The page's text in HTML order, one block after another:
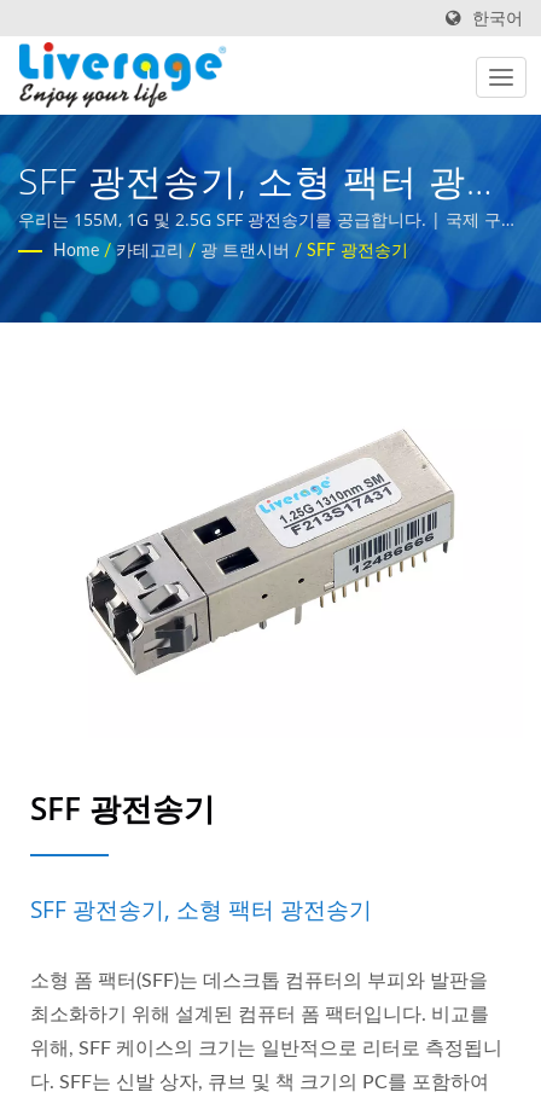
한국어
SFF 광전송기, 소형 팩터 광전
송기 | 5G 네트워크를 위한 고
성능 광섬유 트랜시버
우리는 155M, 1G 및 2.5G SFF 광전송기를 공급합니다. | 국제 구매
자를 위한 광섬유 측정 장비
Home / 카테고리 / 광 트랜시버 / SFF 광전송기
SFF 광전송기
SFF 광전송기, 소형 팩터 광전송기
소형 폼 팩터(SFF)는 데스크톱 컴퓨터의 부피와 발판을
최소화하기 위해 설계된 컴퓨터 폼 팩터입니다. 비교를
위해, SFF 케이스의 크기는 일반적으로 리터로 측정됩니
다. SFF는 신발 상자, 큐브 및 책 크기의 PC를 포함하여